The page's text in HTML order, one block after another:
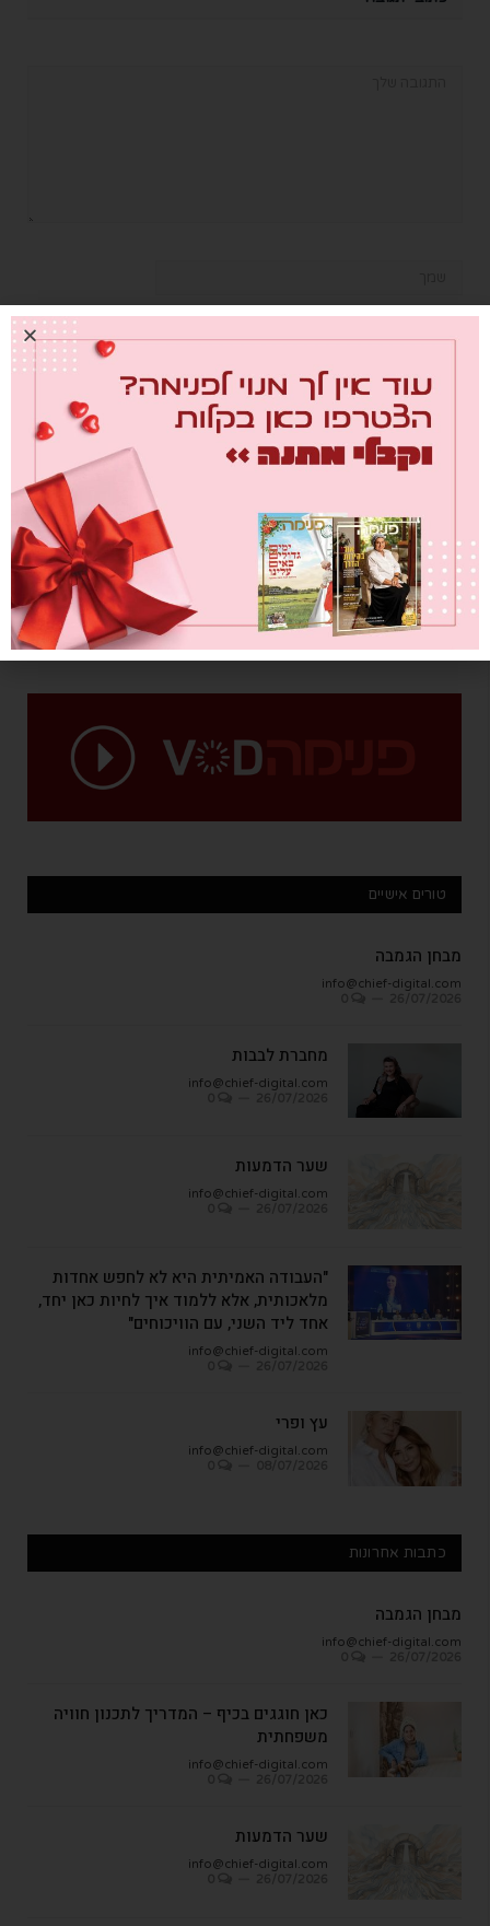
שמור בדפדפן זה את השם, האימייל והאתר שלי לפעם הבאה שאגיב.
טורים אישיים
מבחן הגמבה
info@chief-digital.com
מחברת לבבות
info@chief-digital.com
שער הדמעות
info@chief-digital.com
"העבודה האמיתית היא לא לחפש אחדות
מלאכותית, אלא ללמוד איך לחיות כאן יחד,
אחד ליד השני, עם הוויכוחים"
info@chief-digital.com
עץ ופרי
info@chief-digital.com
כתבות אחרונות
מבחן הגמבה
info@chief-digital.com
כאן חוגגים בכיף – המדריך לתכנון חוויה
משפחתית
info@chief-digital.com
שער הדמעות
info@chief-digital.com